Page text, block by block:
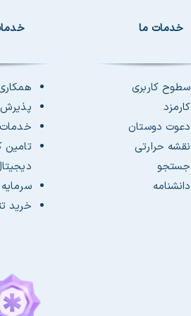
خدمات ما
سطوح کاربری
کارمزد
دعوت دوستان
نقشه حرارتی
جستجو
دانشنامه
پذیرش
خدمات
تامین
خرید